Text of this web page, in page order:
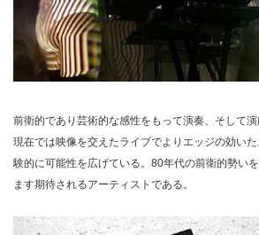
前衛的であり芸術的な感性をもって演奏、そして演
現在では映像を交えたライブでよりエッジの効い
験的に可能性を広げている。80年代の前衛的勢い
ます期待されるアーティストである。